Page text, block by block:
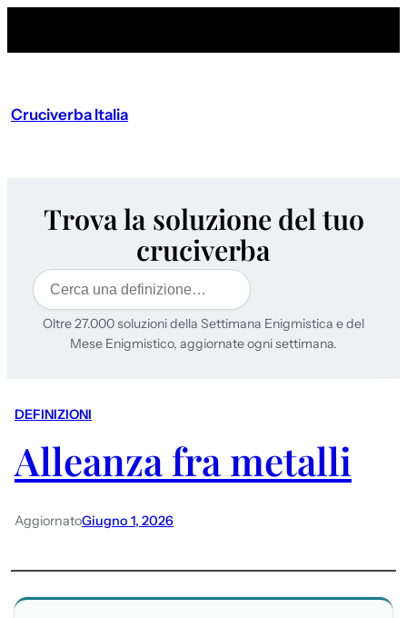
Cruciverba Italia
Trova la soluzione del tuo
cruciverba
Cerca
Oltre 27.000 soluzioni della Settimana Enigmistica e del
Mese Enigmistico, aggiornate ogni settimana.
DEFINIZIONI
Alleanza fra metalli
AggiornatoGiugno 1, 2026